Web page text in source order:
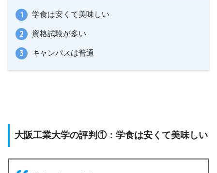
学食は安くて美味しい
資格試験が多い
キャンパスは普通
大阪工業大学の評判①：学食は安くて美味しい